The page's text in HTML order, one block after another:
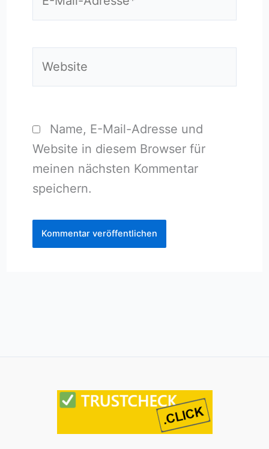
Name, E-Mail-Adresse und
Website in diesem Browser für
meinen nächsten Kommentar
speichern.